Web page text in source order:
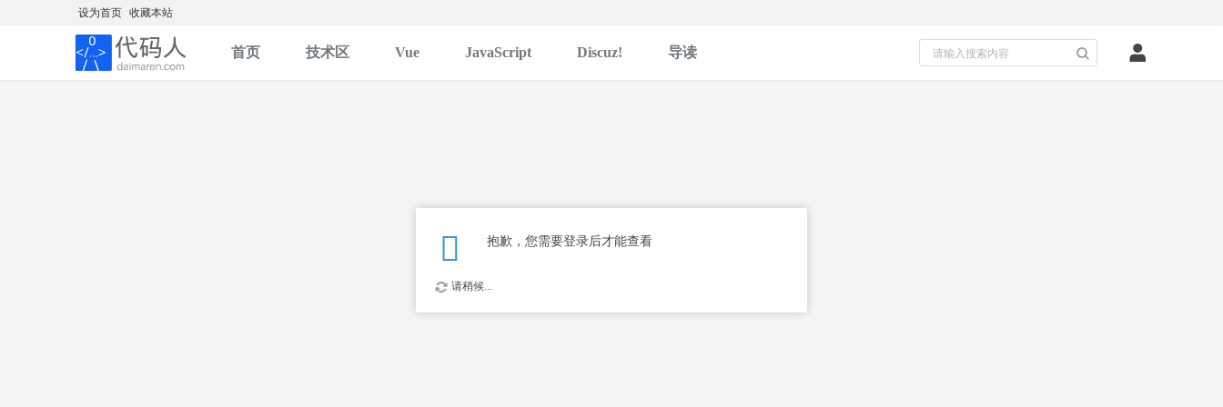
设为首页 收藏本站
首页 技术区 Vue JavaScript Discuz! 导读
抱歉，您需要登录后才能查看
请稍候...